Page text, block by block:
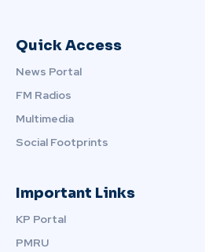
Quick Access
News Portal
FM Radios
Multimedia
Social Footprints
Important Links
KP Portal
PMRU